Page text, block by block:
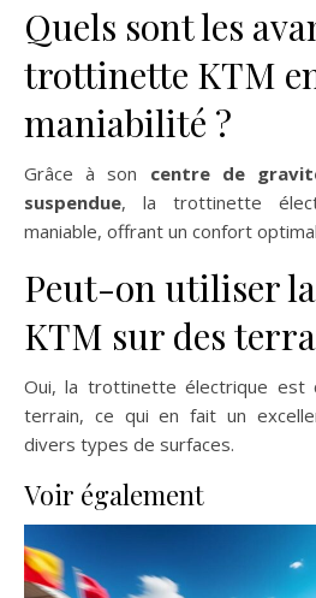
Quels sont les
trottinette KTM
maniabilité ?
Grâce à son centre de
suspendue, la trottinette
maniable, offrant un confort
Peut-on utiliser
KTM sur des
Oui, la trottinette électrique est
terrain, ce qui en fait un
divers types de surfaces.
Voir également